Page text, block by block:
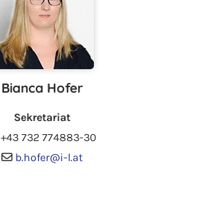
Bianca Hofer
Sekretariat
+43 732 774883-30
 b.hofer@i-l.at